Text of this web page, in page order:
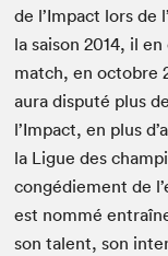
de l’Impact lors de
la sai­son2014, il en
match, en octo­bre
aura dis­puté plus
l’Impact, en plus
la Ligue des
con­gédiement de
est nom­mé
son tal­ent, son